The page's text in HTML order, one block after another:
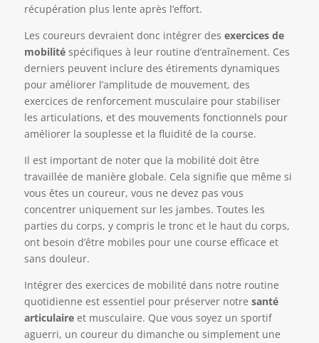
récupération plus lente après l’effort.
Les coureurs devraient donc intégrer des exercices de
mobilitéspécifiques à leur routine d’entraînement. Ces
derniers peuvent inclure des étirements dynamiques
pour améliorer l’amplitude de mouvement, des
exercices de renforcement musculaire pour stabiliser
les articulations, et des mouvements fonctionnels pour
améliorer la souplesse et la fluidité de la course.
Il est important de noter que la mobilité doit être
travaillée de manière globale. Cela signifie que même si
vous êtes un coureur, vous ne devez pas vous
concentrer uniquement sur les jambes. Toutes les
parties du corps, y compris le tronc et le haut du corps,
ont besoin d’être mobiles pour une course efficace et
sans douleur.
Intégrer des exercices de mobilité dans notre routine
quotidienne est essentiel pour préserver notre santé
articulaireet musculaire. Que vous soyez un sportif
aguerri, un coureur du dimanche ou simplement une